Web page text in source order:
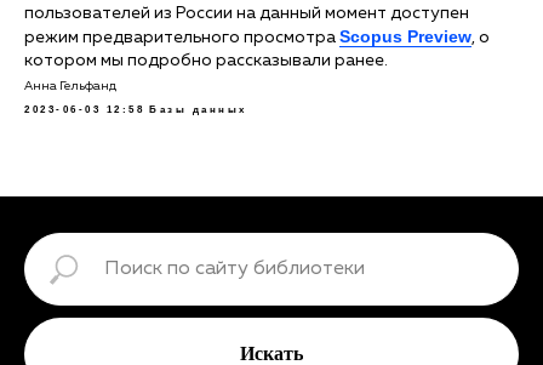
пользователей из России на данный момент доступен
режим предварительного просмотра Scopus Preview, о
котором мы подробно рассказывали ранее.
Анна Гельфанд
2023-06-03 12:58 Базы данных
Искать